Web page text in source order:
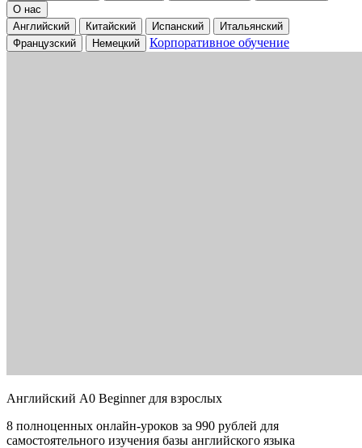
О нас
Английский
Китайский Испанский
Итальянский
Французский
Немецкий Корпоративное обучение
Английский A0 Beginner для взрослых
8 полноценных онлайн-уроков за 990 рублей для
самостоятельного изучения базы английского языка